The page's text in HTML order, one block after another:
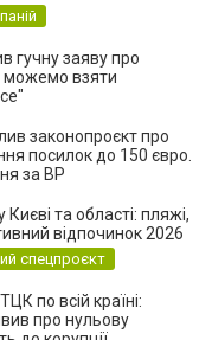
гучну заяву про
можемо взяти
законопроєкт про
посилок до 150 євро.
за ВР
Києві та області: пляжі,
відпочинок 2026
спецпроєкт
по всій країні:
про нульову